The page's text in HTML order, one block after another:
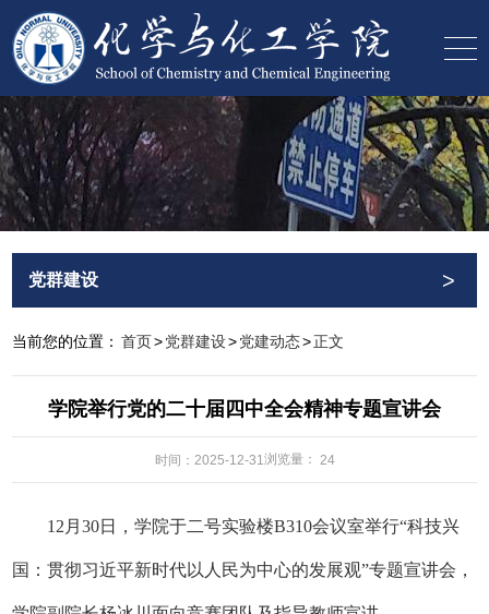
党群建设 >
当前您的位置： 首页>党群建设>党建动态>正文
学院举行党的二十届四中全会精神专题宣讲会
时间：2025-12-31 浏览量： 24
12月30日，学院于二号实验楼B310会议室举行“科技兴
国：贯彻习近平新时代以人民为中心的发展观”专题宣讲会，